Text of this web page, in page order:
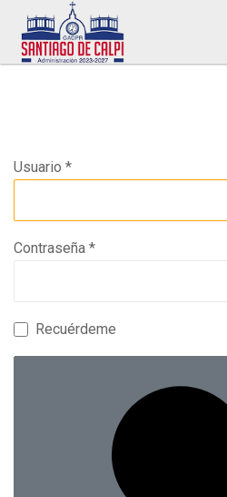
Usuario *
Contraseña *
Recuérdeme